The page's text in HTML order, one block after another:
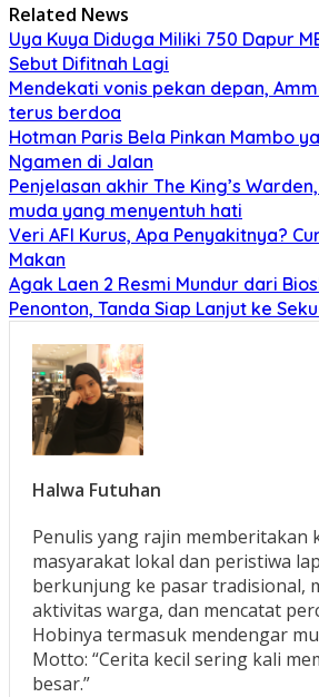
Related News
Uya Kuya Diduga Miliki 750 Dapur
Sebut Difitnah Lagi
Mendekati vonis pekan depan,
terus berdoa
Hotman Paris Bela Pinkan Mambo
Ngamen di Jalan
Penjelasan akhir The King’s
muda yang menyentuh hati
Veri AFI Kurus, Apa Penyakitnya?
Makan
Agak Laen 2 Resmi Mundur dari
Penonton, Tanda Siap Lanjut ke
Halwa Futuhan
Penulis yang rajin memberitakan
masyarakat lokal dan peristiwa
berkunjung ke pasar tradisional,
aktivitas warga, dan mencatat
Hobinya termasuk mendengar
Motto: “Cerita kecil sering kali
besar.”